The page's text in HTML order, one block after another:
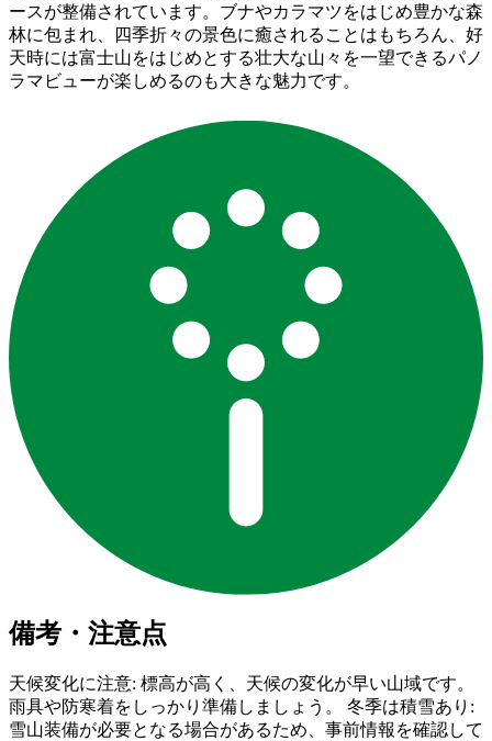
ースが整備されています。ブナやカラマツをはじめ豊かな森
林に包まれ、四季折々の景色に癒されることはもちろん、好
天時には富士山をはじめとする壮大な山々を一望できるパノ
ラマビューが楽しめるのも大きな魅力です。
備考・注意点
天候変化に注意: 標高が高く、天候の変化が早い山域です。
雨具や防寒着をしっかり準備しましょう。 冬季は積雪あり:
雪山装備が必要となる場合があるため、事前情報を確認して